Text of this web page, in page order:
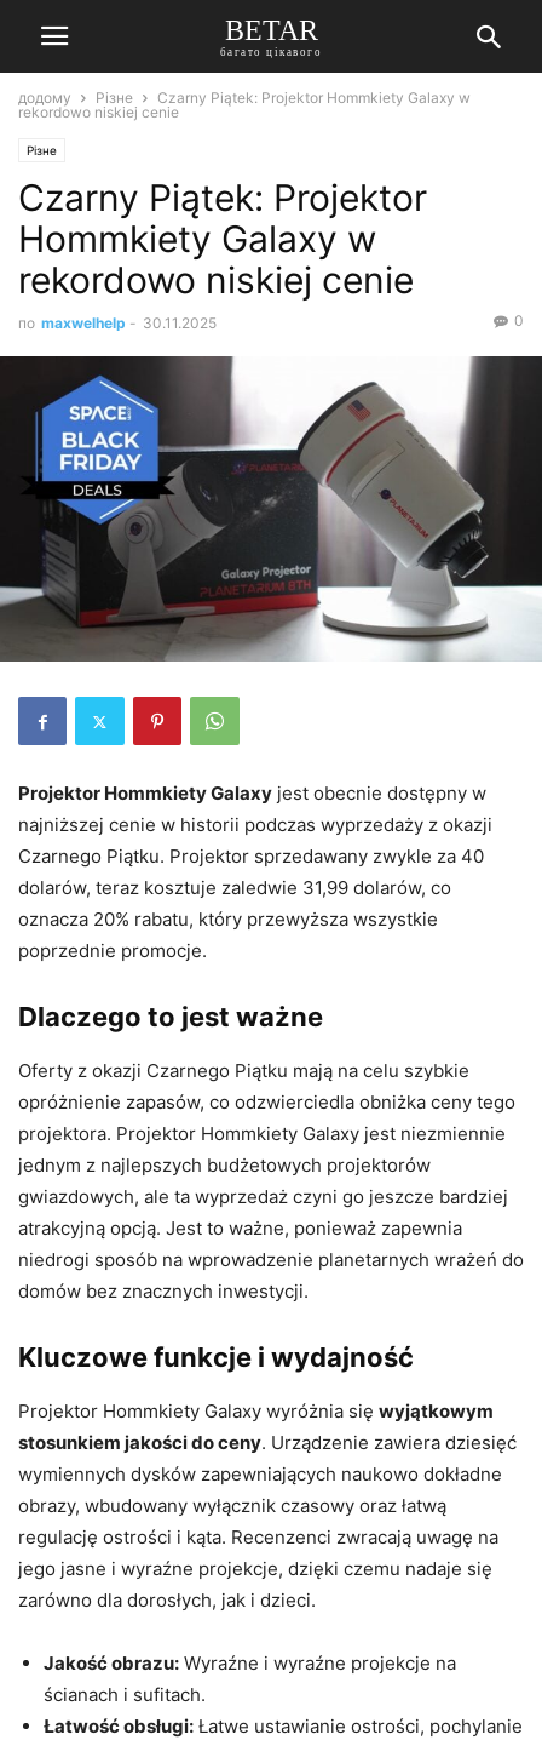
BETAR
багато цікавого
додому Різне
Czarny Piątek: Projektor Hommkiety Galaxy w
rekordowo niskiej cenie
Різне
Czarny Piątek: Projektor
Hommkiety Galaxy w
rekordowo niskiej cenie
по maxwelhelp - 30.11.2025 0
Projektor Hommkiety Galaxy jest obecnie dostępny w
najniższej cenie w historii podczas wyprzedaży z okazji
Czarnego Piątku. Projektor sprzedawany zwykle za 40
dolarów, teraz kosztuje zaledwie 31,99 dolarów, co
oznacza 20% rabatu, który przewyższa wszystkie
poprzednie promocje.
Dlaczego to jest ważne
Oferty z okazji Czarnego Piątku mają na celu szybkie
opróżnienie zapasów, co odzwierciedla obniżka ceny tego
projektora. Projektor Hommkiety Galaxy jest niezmiennie
jednym z najlepszych budżetowych projektorów
gwiazdowych, ale ta wyprzedaż czyni go jeszcze bardziej
atrakcyjną opcją. Jest to ważne, ponieważ zapewnia
niedrogi sposób na wprowadzenie planetarnych wrażeń do
domów bez znacznych inwestycji.
Kluczowe funkcje i wydajność
Projektor Hommkiety Galaxy wyróżnia się wyjątkowym
stosunkiem jakości do ceny. Urządzenie zawiera dziesięć
wymiennych dysków zapewniających naukowo dokładne
obrazy, wbudowany wyłącznik czasowy oraz łatwą
regulację ostrości i kąta. Recenzenci zwracają uwagę na
jego jasne i wyraźne projekcje, dzięki czemu nadaje się
zarówno dla dorosłych, jak i dzieci.
Jakość obrazu: Wyraźne i wyraźne projekcje na
ścianach i sufitach.
Łatwość obsługi: Łatwe ustawianie ostrości, pochylanie